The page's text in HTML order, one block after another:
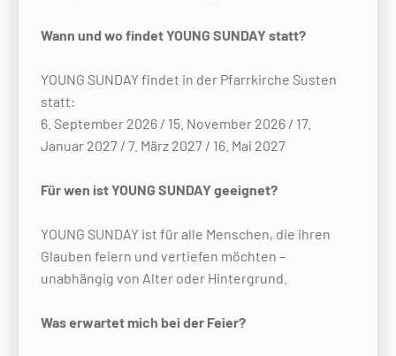
Wann und wo findet YOUNG SUNDAY statt?
YOUNG SUNDAY findet in der Pfarrkirche Susten
statt:
6. September 2026 / 15. November 2026 / 17.
Januar 2027 / 7. März 2027 / 16. Mai 2027
Für wen ist YOUNG SUNDAY geeignet?
YOUNG SUNDAY ist für alle Menschen, die ihren
Glauben feiern und vertiefen möchten –
unabhängig von Alter oder Hintergrund.
Was erwartet mich bei der Feier?